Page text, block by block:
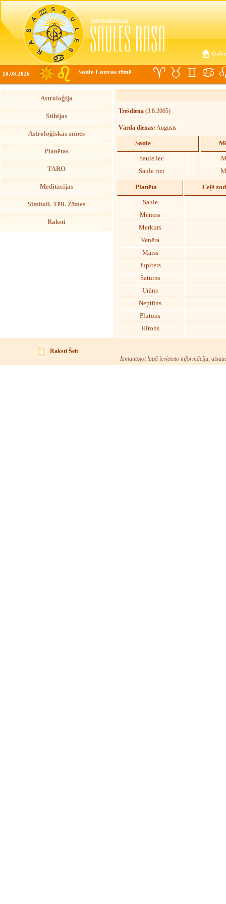
10.08.2026 Saule Lauvas zīmē
Astroloģija
Stihijas
Astroloģiskās zīmes
Planētas
TARO
Meditācijas
Simboli. Tēli. Zīmes
Raksti
Trešdiena (3.8.2005)
Vārda dienas: Augusts
Saule
Saule lec
Saule riet
Planēta Ceļš
Saule
Mēness
Merkurs
Venēra
Marss
Jupiters
Saturns
Urāns
Neptūns
Plutons
Hīrons
Raksti Šeit
Izmantojot lapā ievietoto informāciju,